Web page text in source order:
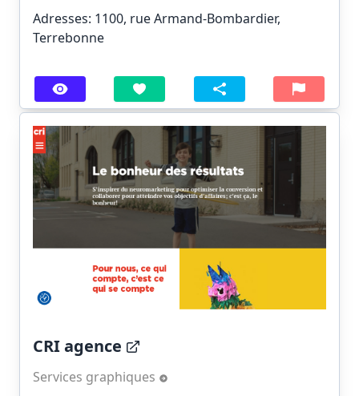
Adresses: 1100, rue Armand-Bombardier,
Terrebonne
CRI agence
Services graphiques